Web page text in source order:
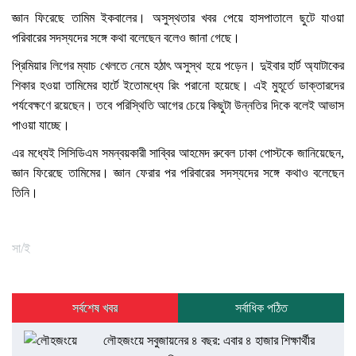
জ্ঞান ফিরেছে তামিম ইকবালের। অসুস্থতার খবর পেয়ে হাসপাতালে ছুটে যাওয়া
পরিবারের সদস্যদের সঙ্গে কথা বলেছেন বলেও জানা গেছে।
প্রিমিয়ার লিগের ম্যাচ খেলতে নেমে হঠাৎ অসুস্থ হয়ে পড়েন। দুইবার হার্ট অ্যাটাকের
শিকার হওয়া তামিমের হার্টে ইতোমধ্যে রিং পরানো হয়েছে। এই মুহূর্তে ডাক্তারদের
পর্যবেক্ষণে রয়েছেন। তবে পরিস্থিতি আগের চেয়ে কিছুটা উন্নতির দিকে বলেই আভাস
পাওয়া যাচ্ছে।
এর মধ্যেই সিসিডিএম সমন্বয়কারী সাব্বির আহমেদ রুবেল ঢাকা পোস্টকে জানিয়েছেন,
জ্ঞান ফিরেছে তামিমের। জ্ঞান ফেরার পর পরিবারের সদস্যদের সঙ্গে কথাও বলেছেন
তিনি।
সা/ই
সর্বশেষ খবর সর্বাধিক পঠিত
লৌহজংয়ে সবুজায়নের ৪ বছর: এবার ৪ হাজার শিক্ষার্থীর